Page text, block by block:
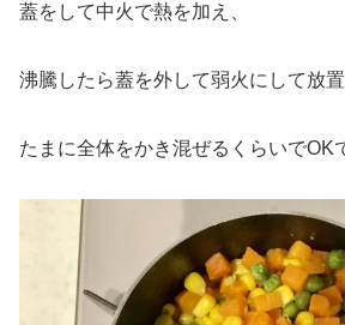
蓋をして中火で熱を加え、
沸騰したら蓋を外して弱火にして放置
たまに全体をかき混ぜるくらいでOK